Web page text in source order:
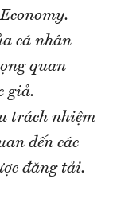
cá nhân
quan
giả.
trách nhiệm
đến các
đăng tải.